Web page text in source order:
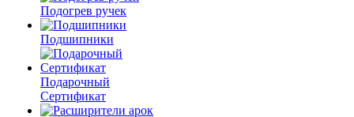
Подогрев ручек
Подшипники
Подарочный
Сертификат